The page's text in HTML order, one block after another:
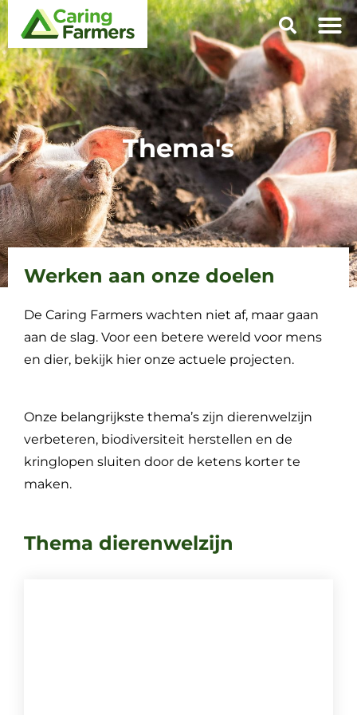
Thema's
Werken aan onze doelen
De Caring Farmers wachten niet af, maar gaan
aan de slag. Voor een betere wereld voor mens
en dier, bekijk hier onze actuele projecten.
Onze belangrijkste thema’s zijn dierenwelzijn
verbeteren, biodiversiteit herstellen en de
kringlopen sluiten door de ketens korter te
maken.
Thema dierenwelzijn